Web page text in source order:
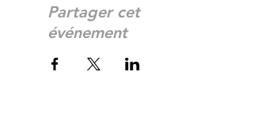
Partager cet
événement